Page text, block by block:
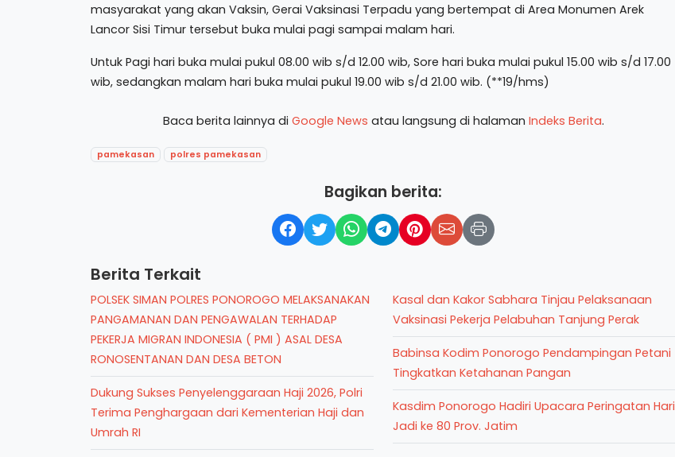
masyarakat yang akan Vaksin, Gerai Vaksinasi Terpadu yang bertempat di Area Monumen Arek
Lancor Sisi Timur tersebut buka mulai pagi sampai malam hari.
Untuk Pagi hari buka mulai pukul 08.00 wib s/d 12.00 wib, Sore hari buka mulai pukul 15.00 wib s/d 17.00
wib, sedangkan malam hari buka mulai pukul 19.00 wib s/d 21.00 wib. (**19/hms)
Baca berita lainnya di Google News atau langsung di halaman Indeks Berita.
pamekasan polres pamekasan
Bagikan berita:
Berita Terkait
POLSEK SIMAN POLRES PONOROGO MELAKSANAKAN
PANGAMANAN DAN PENGAWALAN TERHADAP
PEKERJA MIGRAN INDONESIA ( PMI ) ASAL DESA
RONOSENTANAN DAN DESA BETON
Dukung Sukses Penyelenggaraan Haji 2026, Polri
Terima Penghargaan dari Kementerian Haji dan
Umrah RI
Kasal dan Kakor Sabhara Tinjau Pelaksanaan
Vaksinasi Pekerja Pelabuhan Tanjung Perak
Babinsa Kodim Ponorogo Pendampingan Petani
Tingkatkan Ketahanan Pangan
Kasdim Ponorogo Hadiri Upacara Peringatan Hari
Jadi ke 80 Prov. Jatim